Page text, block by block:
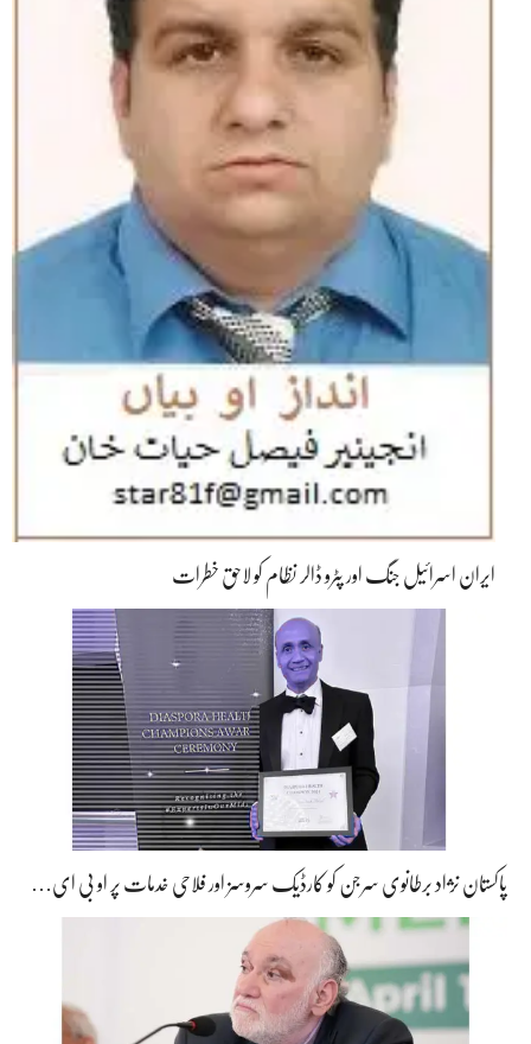
ایران اسرائیل جنگ اور پٹرو ڈالر نظام کو لاحق خطرات
پاکستان نژاد برطانوی سرجن کو کارڈیک سروسز اور فلاحی خدمات پر او بی ای…